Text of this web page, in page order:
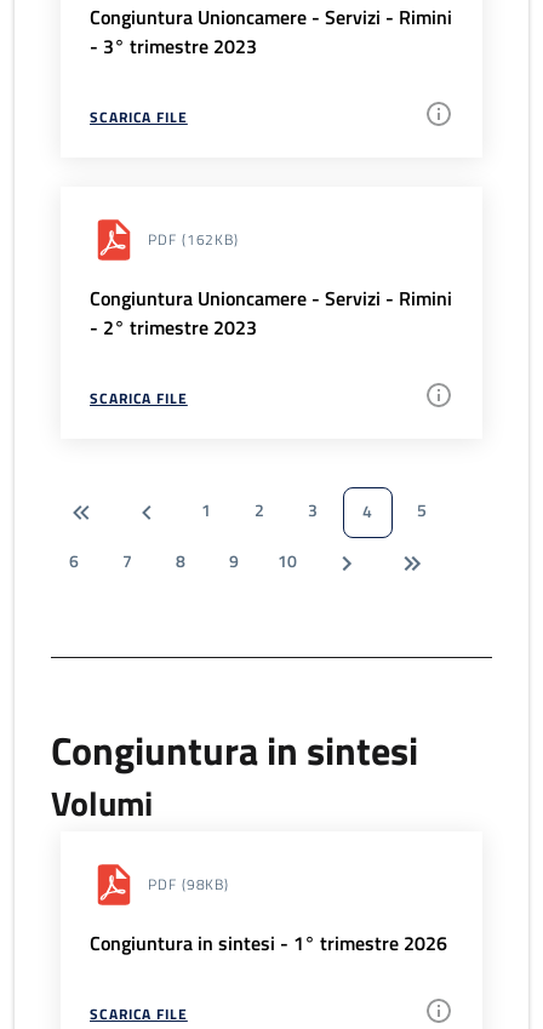
Congiuntura Unioncamere - Servizi - Rimini
- 3° trimestre 2023
SCARICA FILE
PDF (162KB)
Congiuntura Unioncamere - Servizi - Rimini
- 2° trimestre 2023
SCARICA FILE
1 2 3 4
5
6
7 8 9 10
Congiuntura in sintesi
Volumi
PDF (98KB)
Congiuntura in sintesi - 1° trimestre 2026
SCARICA FILE